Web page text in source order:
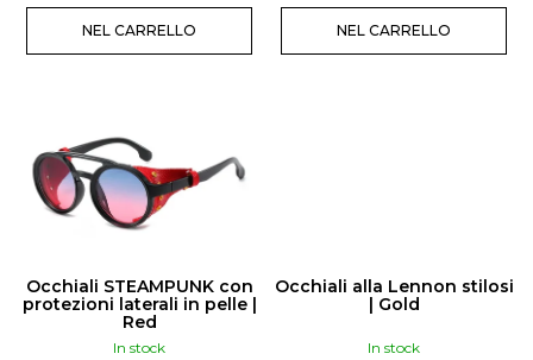
O
D
NEL CARRELLO NEL CARRELLO
Occhiali STEAMPUNK con
protezioni laterali in pelle |
Red
In stock
Occhiali alla Lennon stilosi
| Gold
In stock
€20